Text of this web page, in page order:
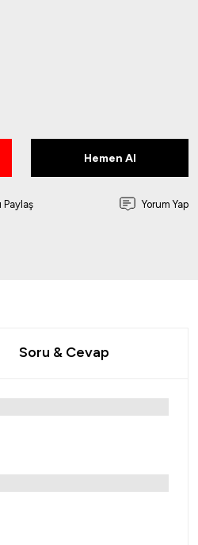
Hemen Al
Paylaş Yorum Yap
Soru & Cevap